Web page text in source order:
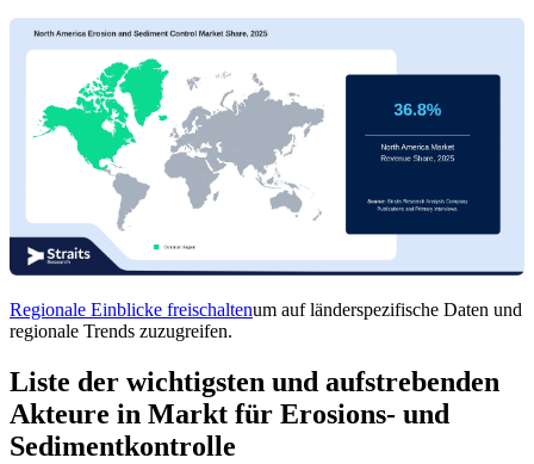
Regionale Einblicke freischaltenum auf länderspezifische Daten und
regionale Trends zuzugreifen.
Liste der wichtigsten und aufstrebenden
Akteure in Markt für Erosions- und
Sedimentkontrolle